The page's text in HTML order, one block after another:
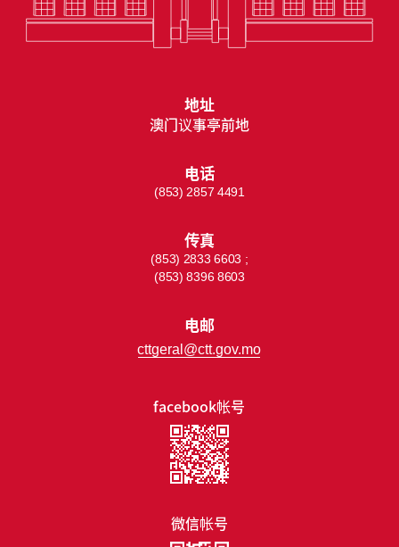
facebook帐号
微信帐号
地址
澳门议事亭前地
电话
(853) 2857 4491
传真
(853) 2833 6603 ;
(853) 8396 8603
电邮
cttgeral@ctt.gov.mo